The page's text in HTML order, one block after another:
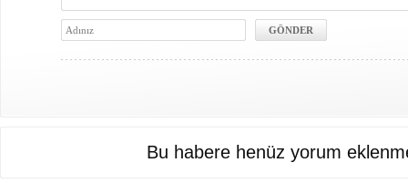
Bu habere henüz yorum